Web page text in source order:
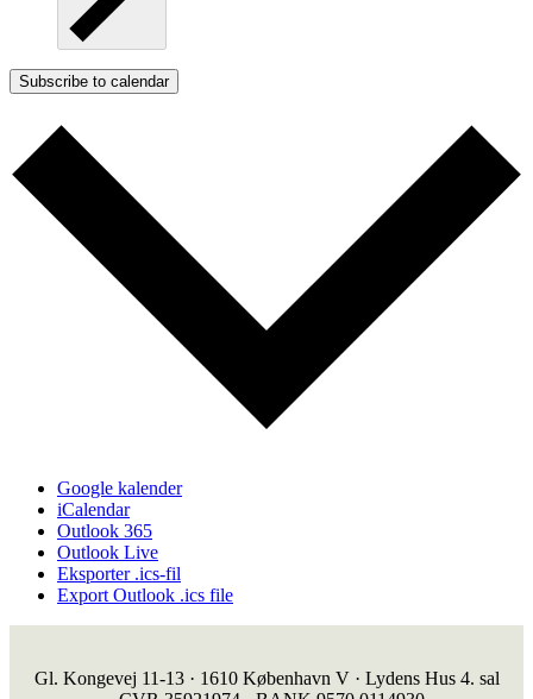
Subscribe to calendar
Google kalender
iCalendar
Outlook 365
Outlook Live
Eksporter .ics-fil
Export Outlook .ics file
Gl. Kongevej 11-13 · 1610 København V · Lydens Hus 4. sal